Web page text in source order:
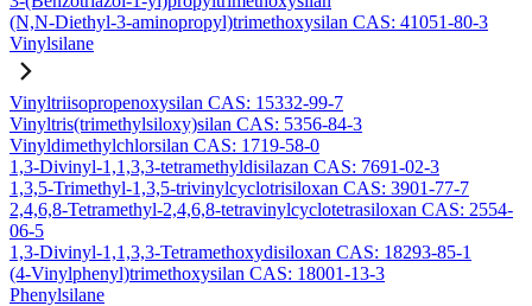
(N,N-Diethyl-3-aminopropyl)trimethoxysilan CAS: 41051-80-3
Vinylsilane
Vinyltriisopropenoxysilan CAS: 15332-99-7
Vinyltris(trimethylsiloxy)silan CAS: 5356-84-3
Vinyldimethylchlorsilan CAS: 1719-58-0
1,3-Divinyl-1,1,3,3-tetramethyldisilazan CAS: 7691-02-3
1,3,5-Trimethyl-1,3,5-trivinylcyclotrisiloxan CAS: 3901-77-7
2,4,6,8-Tetramethyl-2,4,6,8-tetravinylcyclotetrasiloxan CAS: 2554-
06-5
1,3-Divinyl-1,1,3,3-Tetramethoxydisiloxan CAS: 18293-85-1
(4-Vinylphenyl)trimethoxysilan CAS: 18001-13-3
Phenylsilane